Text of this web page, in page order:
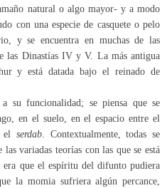
natural o algo mayor- y a modo
con una especie de casquete o pelo
y se encuentra en muchas de las
las Dinastías IV y V. La más antigua
y está datada bajo el reinado de
su funcionalidad; se piensa que se
en el suelo, en el espacio entre el
el serdab. Contextualmente, todas se
variadas teorías con las que se está
que el espíritu del difunto pudiera
la momia sufriera algún percance,